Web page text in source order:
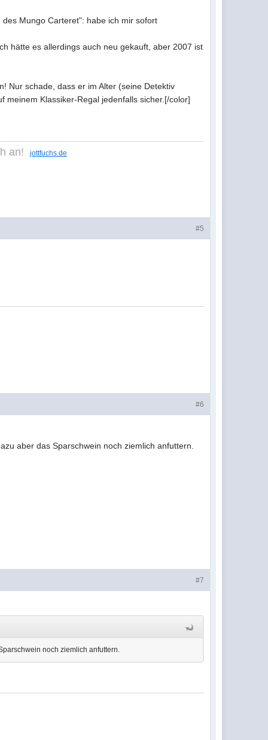
des Mungo Carteret": habe ich mir sofort
hätte es allerdings auch neu gekauft, aber 2007 ist
Nur schade, dass er im Alter (seine Detektiv
meinem Klassiker-Regal jedenfalls sicher.[/color]
an! jottfuchs.de
#5
#6
aber das Sparschwein noch ziemlich anfuttern.
#7
noch ziemlich anfuttern.